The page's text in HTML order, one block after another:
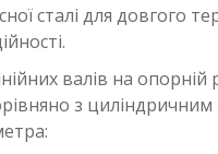
сталі для довгого
валів на опорній
з